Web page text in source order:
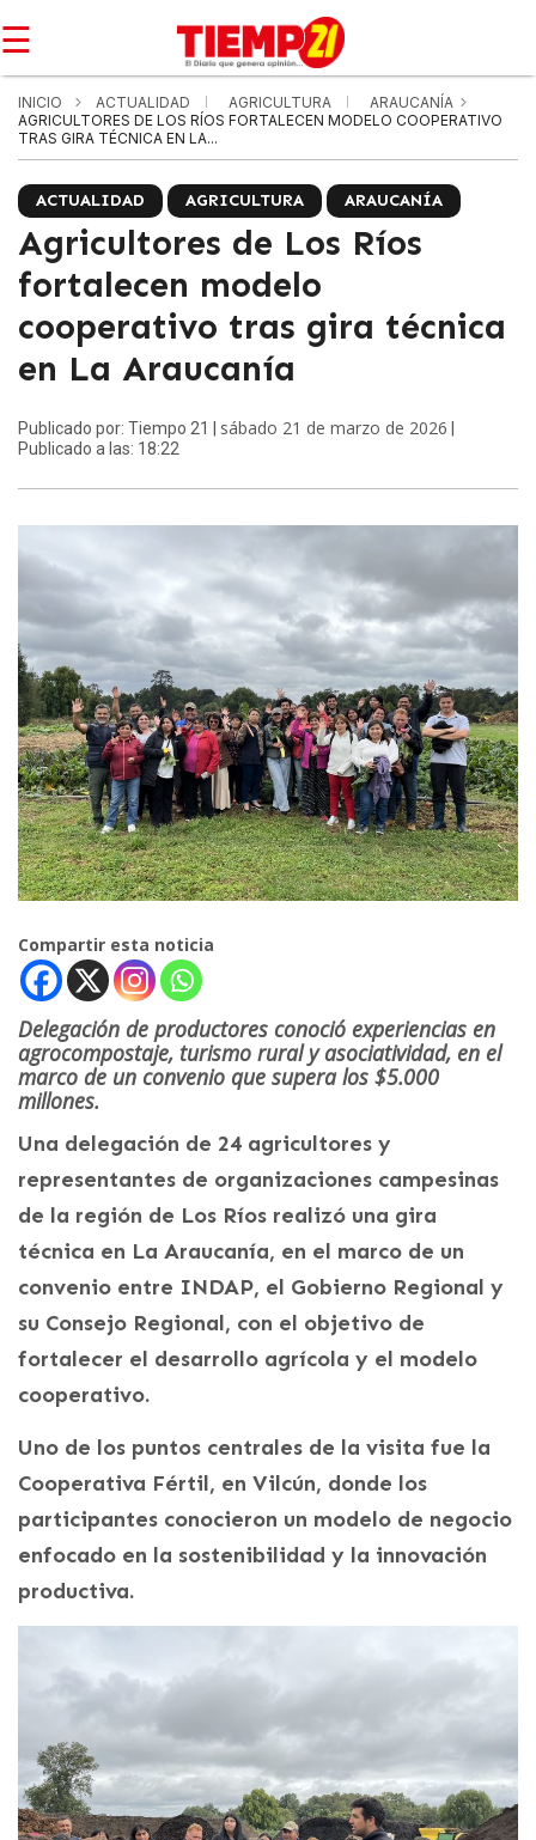
☰
INICIO ACTUALIDAD AGRICULTURA
ARAUCANÍA
AGRICULTORES DE LOS RÍOS FORTALECEN MODELO COOPERATIVO
TRAS GIRA TÉCNICA EN LA...
ACTUALIDAD AGRICULTURA ARAUCANÍA
Agricultores de Los Ríos
fortalecen modelo
cooperativo tras gira técnica
en La Araucanía
Publicado por: Tiempo 21 | sábado 21 de marzo de 2026
Publicado a las: 18:22
Compartir esta noticia
Delegación de productores conoció experiencias en
agrocompostaje, turismo rural y asociatividad, en el
marco de un convenio que supera los $5.000
millones.
Una delegación de 24 agricultores y
representantes de organizaciones campesinas
de la región de Los Ríos realizó una gira
técnica en La Araucanía, en el marco de un
convenio entre INDAP, el Gobierno Regional y
su Consejo Regional, con el objetivo de
fortalecer el desarrollo agrícola y el modelo
cooperativo.
Uno de los puntos centrales de la visita fue la
Cooperativa Fértil, en Vilcún, donde los
participantes conocieron un modelo de negocio
enfocado en la sostenibilidad y la innovación
productiva.